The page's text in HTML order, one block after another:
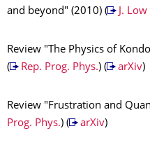
and beyond" (2010) (
J.
Review "The Physics of
(
Rep. Prog. Phys.) ( arXiv)
Review "Frustration and
Prog. Phys.) ( arXiv)